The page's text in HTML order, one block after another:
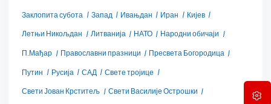
Заклопита субота
Запад Ивањдан Иран
Кијев
Летњи Никољдан
Литванија НАТО
Народни обичаји
П.Мађар
Православни празници
Пресвета Богородица
Путин
Русија САД
Свете тројице
Свети Јован Крститељ
Свети Василије Острошки